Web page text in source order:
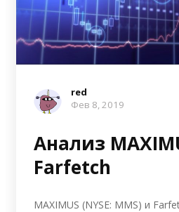
red
Фев 8, 2019
Анализ
Farfetch
MAXIMUS (NYSE: MMS) и